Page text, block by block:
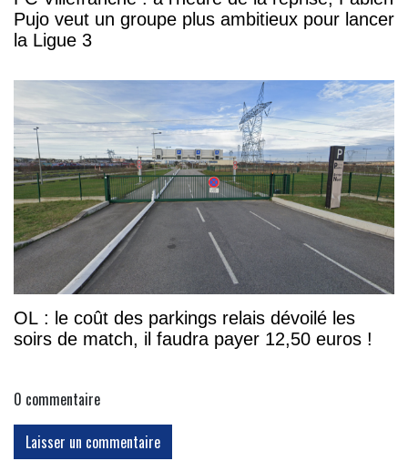
Pujo veut un groupe plus ambitieux pour lancer
la Ligue 3
OL : le coût des parkings relais dévoilé les
soirs de match, il faudra payer 12,50 euros !
0 commentaire
Laisser un commentaire